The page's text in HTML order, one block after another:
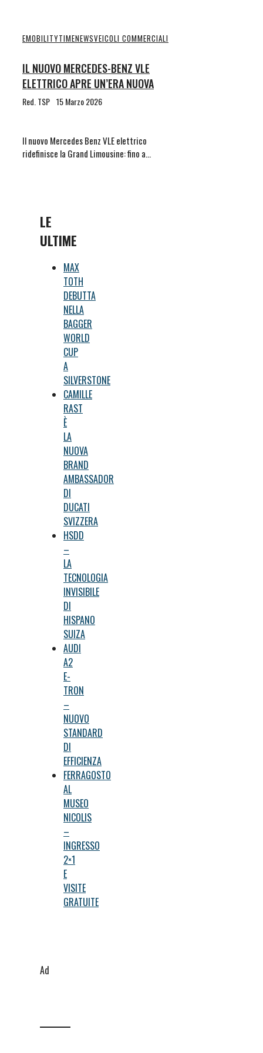
EMOBILITYTIMENEWSVEICOLI COMMERCIALI
IL NUOVO MERCEDES-BENZ VLE
ELETTRICO APRE UN’ERA NUOVA
Red. TSP 15 Marzo 2026
Il nuovo Mercedes Benz VLE elettrico
ridefinisce la Grand Limousine: fino a…
LE
ULTIME
MAX
TOTH
DEBUTTA
NELLA
BAGGER
WORLD
CUP
A
SILVERSTONE
CAMILLE
RAST
È
LA
NUOVA
BRAND
AMBASSADOR
DI
DUCATI
SVIZZERA
HSDD
–
LA
TECNOLOGIA
INVISIBILE
DI
HISPANO
SUIZA
AUDI
A2
E-
TRON
–
NUOVO
STANDARD
DI
EFFICIENZA
FERRAGOSTO
AL
MUSEO
NICOLIS
–
INGRESSO
2×1
E
VISITE
GRATUITE
Ad